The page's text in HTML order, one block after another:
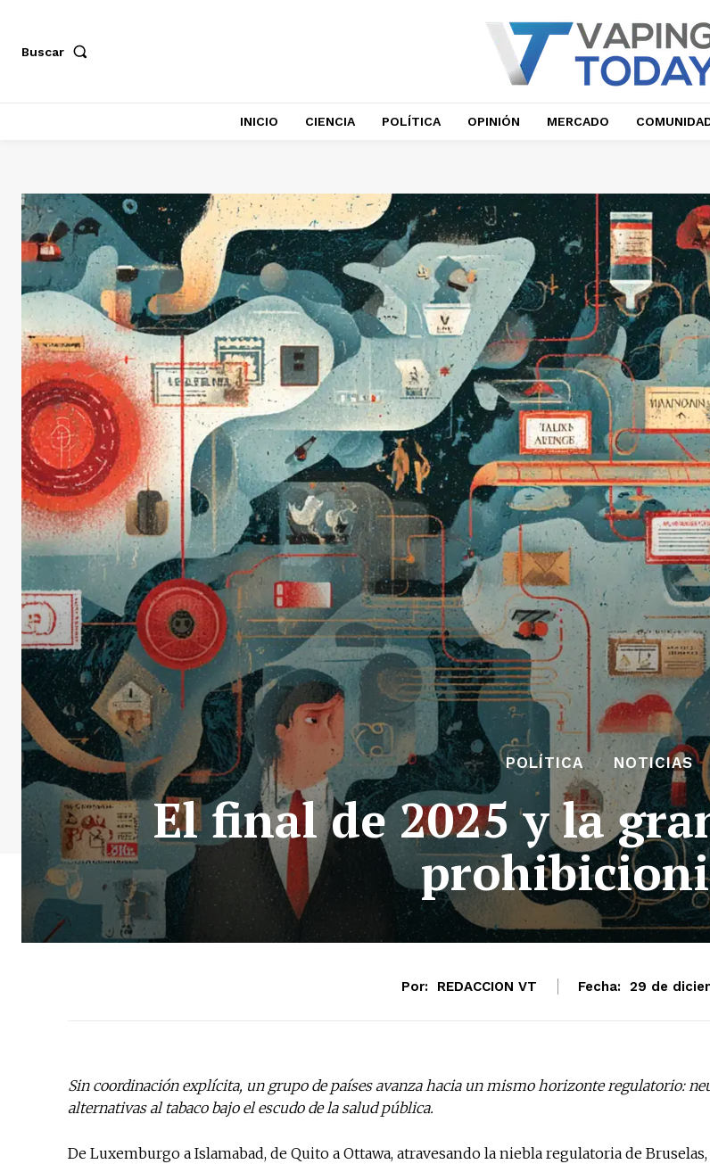
Buscar
INICIO CIENCIA POLÍTICA OPINIÓN MERCADO
POLÍTICA NOTICIAS
El final de 2025 y la
Por: REDACCION VT Fecha: 29 de
Sin coordinación explícita, un grupo de países avanza hacia un mismo horizonte regulatorio:
alternativas al tabaco bajo el escudo de la salud pública.
De Luxemburgo a Islamabad, de Quito a Ottawa, atravesando la niebla regulatoria de